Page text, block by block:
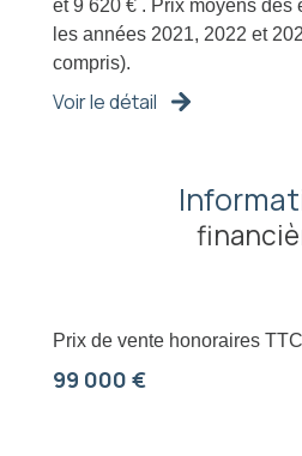
et 9 620 € . Prix moyens des
les années 2021, 2022 et
compris).
Voir le détail
Prix de vente honoraires
99 000 €